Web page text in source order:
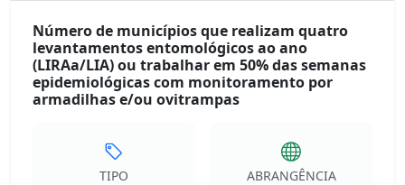
Número de municípios que realizam quatro
levantamentos entomológicos ao ano
(LIRAa/LIA) ou trabalhar em 50% das semanas
epidemiológicas com monitoramento por
armadilhas e/ou ovitrampas
TIPO ABRANGÊNCIA